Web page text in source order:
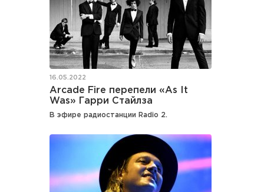
16.05.2022
Arcade Fire перепели «As It
Was» Гарри Стайлза
В эфире радиостанции Radio 2.